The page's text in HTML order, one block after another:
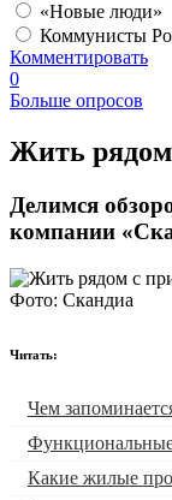
«Новые люди»
Коммунисты
Комментировать
0
Больше опросов
​Жить рядом
Делимся
компании
Фото: Скандиа
Читать:
Чем
Какие жилые